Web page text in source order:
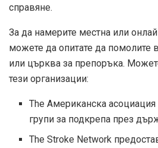
справяне.
За да намерите местна или
можете да опитате да помолите
или църква за препоръка.
тези организации:
TheАмериканска асоциация
групи за подкрепа през
The Stroke Network